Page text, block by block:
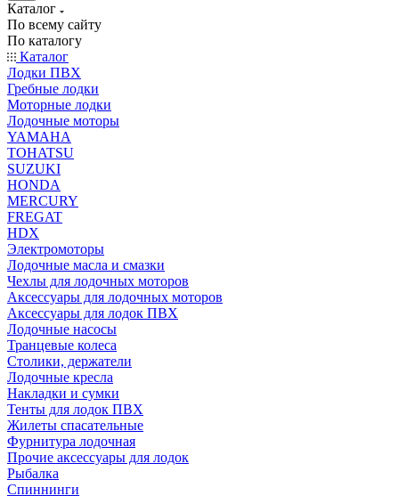
Каталог
По всему сайту
По каталогу
Каталог
Лодки ПВХ
Гребные лодки
Моторные лодки
Лодочные моторы
YAMAHA
TOHATSU
SUZUKI
HONDA
MERCURY
FREGAT
HDX
Электромоторы
Лодочные масла и смазки
Чехлы для лодочных моторов
Аксессуары для лодочных моторов
Аксессуары для лодок ПВХ
Лодочные насосы
Транцевые колеса
Столики, держатели
Лодочные кресла
Накладки и сумки
Тенты для лодок ПВХ
Жилеты спасательные
Фурнитура лодочная
Прочие аксессуары для лодок
Рыбалка
Спиннинги